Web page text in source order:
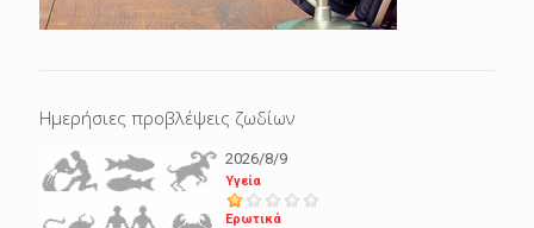
Ημερήσιες προβλέψεις ζωδίων
2026/8/9
Υγεία
Ερωτικά